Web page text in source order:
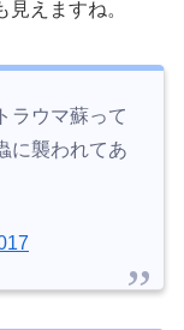
見えますね。
ラウマ蘇って
に襲われてあ